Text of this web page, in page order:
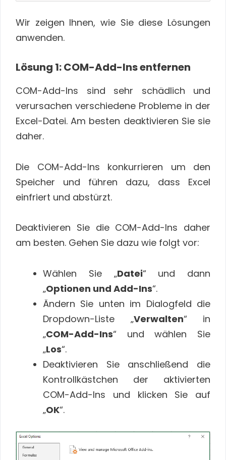
Wir zeigen Ihnen, wie Sie diese Lösungen
anwenden.
Lösung 1: COM-Add-Ins entfernen
COM-Add-Ins sind sehr schädlich und
verursachen verschiedene Probleme in der
Excel-Datei. Am besten deaktivieren Sie sie
daher.
Die COM-Add-Ins konkurrieren um den
Speicher und führen dazu, dass Excel
einfriert und abstürzt.
Deaktivieren Sie die COM-Add-Ins daher
am besten. Gehen Sie dazu wie folgt vor:
Wählen Sie „Datei“ und dann
„Optionen und Add-Ins“.
Ändern Sie unten im Dialogfeld die
Dropdown-Liste „Verwalten“ in
„COM-Add-Ins“ und wählen Sie
„Los“.
Deaktivieren Sie anschließend die
Kontrollkästchen der aktivierten
COM-Add-Ins und klicken Sie auf
„OK“.